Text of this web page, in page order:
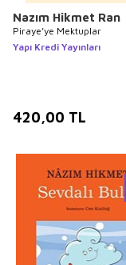
Nazım Hikmet Ran
Piraye’ye Mektuplar
Yapı Kredi Yayınları
420,00 TL